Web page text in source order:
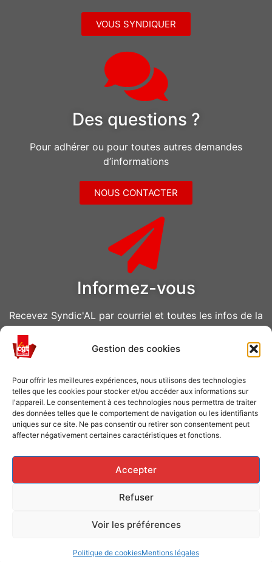
Gestion des cookies
Pour offrir les meilleures expériences, nous utilisons des technologies
telles que les cookies pour stocker et/ou accéder aux informations sur
l'appareil. Le consentement à ces technologies nous permettra de traiter
des données telles que le comportement de navigation ou les identifiants
uniques sur ce site. Ne pas consentir ou retirer son consentement peut
affecter négativement certaines caractéristiques et fonctions.
Accepter
Refuser
Voir les préférences
Politique de cookiesMentions légales
VOUS SYNDIQUER
Des questions ?
Pour adhérer ou pour toutes autres demandes
d’informations
NOUS CONTACTER
Informez-vous
Recevez Syndic'AL par courriel et toutes les infos de la
Caisse de grève
Soutenir les grévistes en luttes ? Faites un don à la
Caisse de solidarité !
FAITES UN DON
Conception CGT Air Liquide © 2026 tous droits réservés